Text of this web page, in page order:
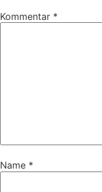
Kommentar *
Name *